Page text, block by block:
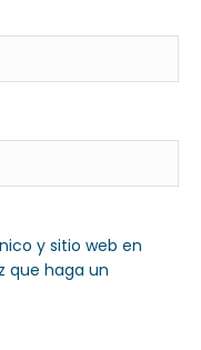
y sitio web en
que haga un